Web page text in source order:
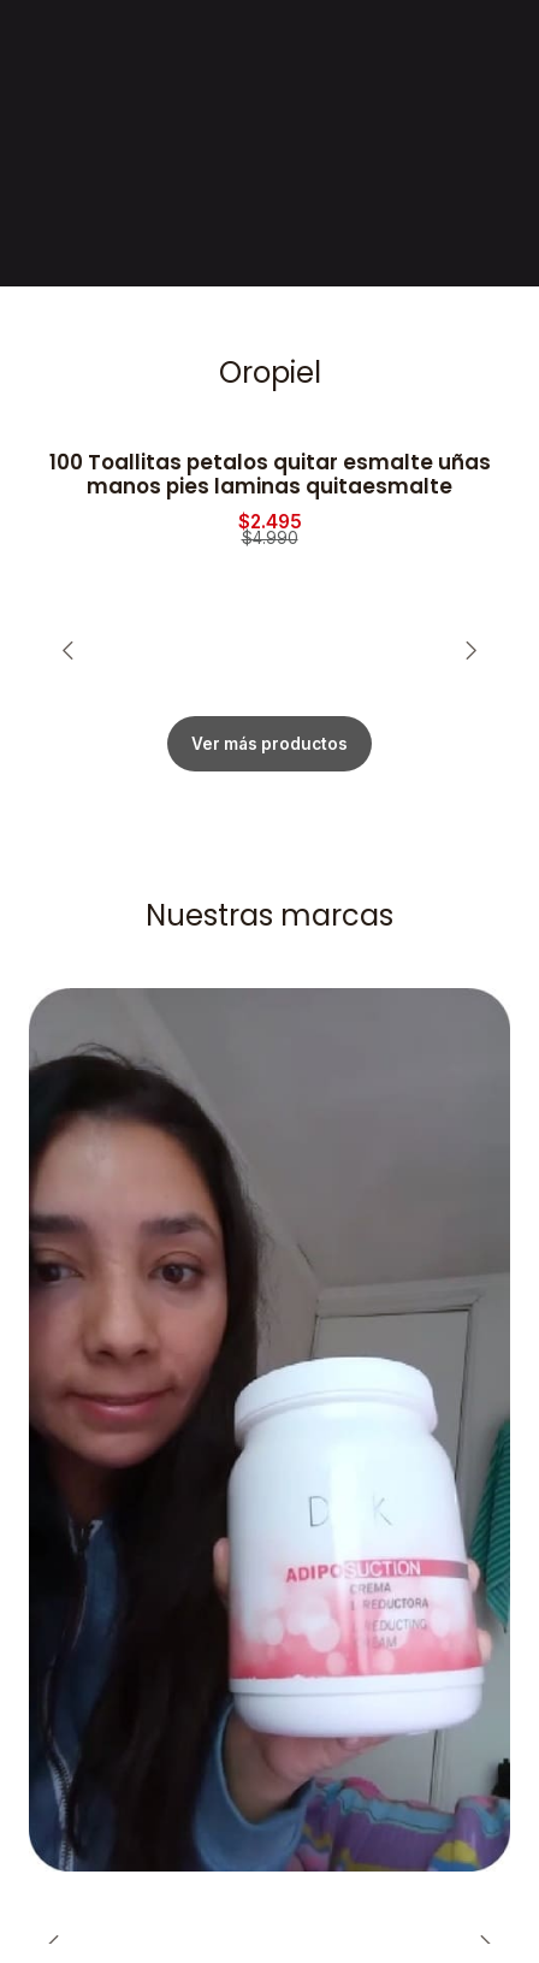
Oropiel
-50% OFF
100 Toallitas petalos quitar esmalte uñas
manos pies laminas quitaesmalte
$2.495
$4.990
Ver más productos
Nuestras marcas